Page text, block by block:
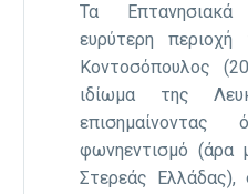
Τα Επτανησιακά
ευρύτερη
Κοντοσόπουλος
ιδίωμα της
φωνηεντισμό (άρα
Στερεάς Ελλάδας),